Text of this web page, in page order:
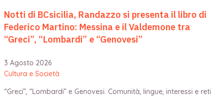
Notti di BCsicilia, Randazzo si presenta il libro di
Federico Martino: Messina e il Valdemone tra
“Greci”, “Lombardi” e “Genovesi”
3 Agosto 2026
Cultura e Società
“Greci”, “Lombardi” e Genovesi. Comunità, lingue, interessi e reti